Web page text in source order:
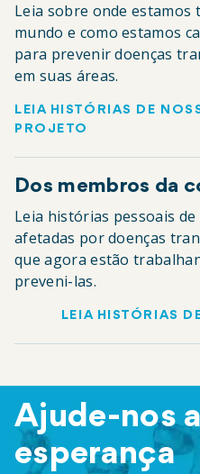
Leia sobre onde
mundo e como estamos
para prevenir doenças
em suas áreas.
LEIA HISTÓRIAS DE
PROJETO
Dos membros da
Leia histórias pessoais
afetadas por doenças
que agora estão
preveni-las.
LEIA HISTÓRIAS
Ajude-nos
esperança